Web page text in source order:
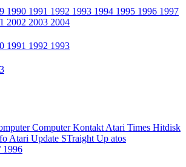
1990 1991 1992 1993 1994 1995 1996 1997
2002 2003 2004
1991 1992 1993
Computer Kontakt Atari Times Hitdisk
Atari Update STraight Up atos
1996